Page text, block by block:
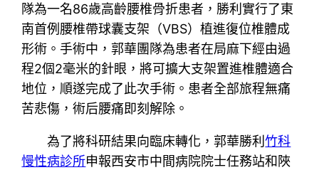
隊為一名86歲高齡腰椎骨折患者，勝利實行了東
南首例腰椎帶球囊支架（VBS）植進復位椎體成
形術。手術中，郭華團隊為患者在局麻下經由過
程2個2毫米的針眼，將可擴大支架置進椎體適合
地位，順遂完成了此次手術。患者全部旅程無痛
苦悲傷，術后腰痛即刻解除。
為了將科研結果向臨床轉化，郭華勝利竹科
慢性病診所申報西安市中間病院院士任務站和陜